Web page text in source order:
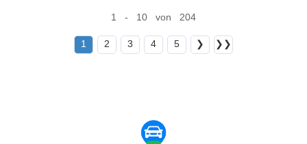
1 - 10 von 204
1 2 3 4 5 ❯ ❯❯